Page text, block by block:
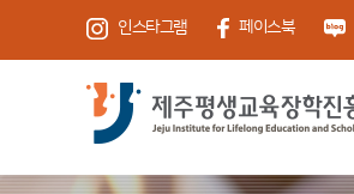
인스타그램 페이스북